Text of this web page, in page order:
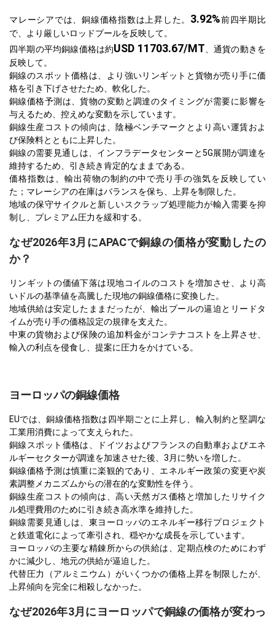
マレーシアでは、銅線価格指数は上昇した。 3.92%前四半期比
で、より厳しいロッドプールを反映して。
四半期の平均銅線価格は約USD 11703.67/MT、通貨の動きを
反映して。
銅線のスポット価格は、より強いリンギットと貨物が売り手に価
格を引き下げさせたため、軟化した。
銅線価格予測は、貨物の変動と調達のタイミングが需要に影響を
与えるため、控えめな変動を示しています。
銅線生産コストの傾向は、陰極ベンチマークとより高い運賃およ
び保険料とともに上昇した。
銅線の需要見通しは、インフラデータセンターと5G展開が調達を
維持するため、引き続き肯定的なままである。
価格指数は、輸出荷物の制約の中で売り手の強気を反映してい
た；マレーシアの在庫はバランスを保ち、上昇を制限した。
地域の保守サイクルと新しいスクラップ処理能力が輸入需要を抑
制し、プレミアム圧力を緩和する。
なぜ2026年3月にAPACで銅線の価格が変動したの
か？
リンギットの価値下落は現地コイルのコストを増加させ、より高
いドルの基準値を高騰した現地の銅線価格に変換した。
地域供給は安定したままだったが、輸出プールの逼迫とリードタ
イムが売り手の価格設定の規律を支えた。
中東の貨物および保険の追加料金がコンテナコストを上昇させ、
輸入の利点を侵食し、提案に圧力をかけている。
ヨーロッパの銅線価格
EUでは、銅線価格指数は四半期ごとに上昇し、輸入制約と堅調な
工業用消費によって支えられた。
銅線スポット価格は、ドイツおよびフランスの自動車およびエネ
ルギーセクターが調達を加速させた後、3月に勢いを増した。
銅線価格予測は慎重に楽観的であり、エネルギー政策の変更や炭
素調整メカニズムからの潜在的な変動性を伴う。
銅線生産コストの傾向は、高い天然ガス価格と増加したリサイク
ル処理費用のために引き続き高水準を維持した。
銅線需要見通しは、東ヨーロッパのエネルギー移行プロジェクト
と鉄道電化によって牽引され、穏やかな成長を示しています。
ヨーロッパの主要な精錬所からの供給は、定期点検のためにわず
かに減少し、地元の供給が逼迫した。
代替圧力（アルミニウム）がいくつかの価格上昇を制限したが、
上昇傾向を完全に相殺しなかった。
なぜ2026年3月にヨーロッパで銅線の価格が変わっ